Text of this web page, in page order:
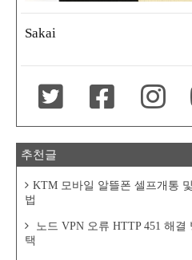
Sakai
추천글
KTM 모바일 알뜰폰 셀프개통
법
노드 VPN 오류 HTTP 451 해결
택